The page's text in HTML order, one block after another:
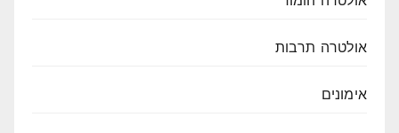
אולטרה תרבות
אימונים